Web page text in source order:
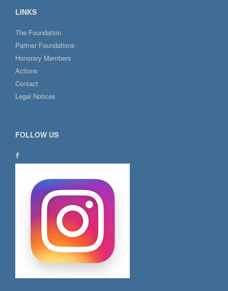
LINKS
The Foundation
Partner Foundations
Honorary Members
Actions
Contact
Legal Notices
FOLLOW US